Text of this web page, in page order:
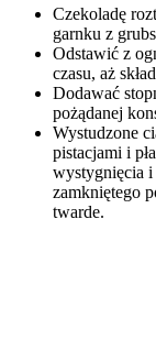
Czekoladę
garnku z
Odstawić z
czasu, aż
Dodawać
pożądanej
Wystudzone
pistacjami i
wystygnięcia i
zamkniętego
twarde.